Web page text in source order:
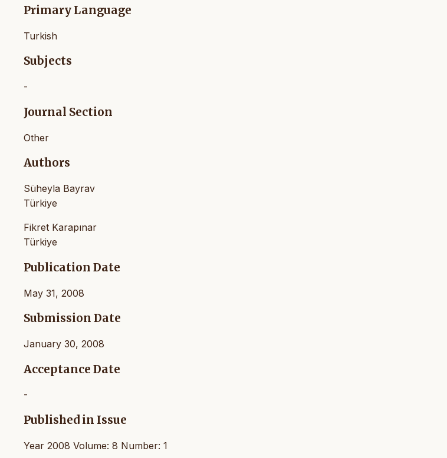
Primary Language
Turkish
Subjects
-
Journal Section
Other
Authors
Süheyla Bayrav
Türkiye
Fikret Karapınar
Türkiye
Publication Date
May 31, 2008
Submission Date
January 30, 2008
Acceptance Date
-
Published in Issue
Year 2008 Volume: 8 Number: 1